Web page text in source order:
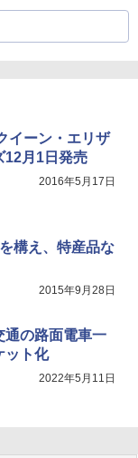
イーン・エリザ
12月1日発売
2016年5月17日
構え、特産品な
2015年9月28日
通の路面電車一
ット化
2022年5月11日